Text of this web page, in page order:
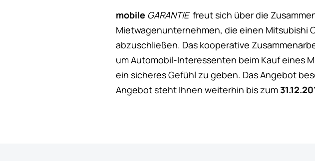
mobile GARANTIE freut sich über die
Mietwagenunternehmen, die einen Mitsubishi
abzuschließen. Das kooperative
um Automobil-Interessenten beim Kauf eines
ein sicheres Gefühl zu geben. Das Angebot
Angebot steht Ihnen weiterhin bis zum